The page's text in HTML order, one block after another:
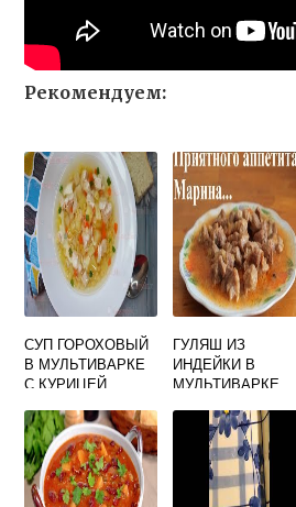
Рекомендуем:
СУП ГОРОХОВЫЙ
В МУЛЬТИВАРКЕ
С КУРИЦЕЙ
ГУЛЯШ ИЗ
ИНДЕЙКИ В
МУЛЬТИВАРКЕ